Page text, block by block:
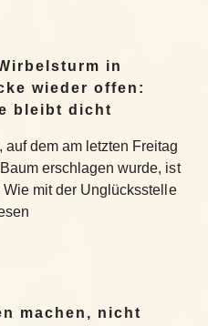
in
wieder offen:
bleibt dicht
dem am letzten Freitag
erschlagen wurde, ist
mit der Unglücksstelle
machen, nicht